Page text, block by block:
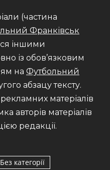
(частина
Франківськ
іншими
із обов’язковим
на Футбольний
абзацу тексту.
рекламних матеріалів
авторів матеріалів
редакції.
Без категорії